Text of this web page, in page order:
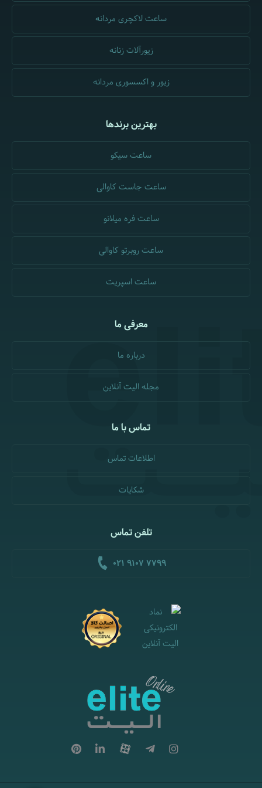
ساعت لاکچری مردانه
زیورآلات زنانه
زیور و اکسسوری مردانه
بهترین برندها
ساعت سیکو
ساعت جاست کاوالی
ساعت فره میلانو
ساعت روبرتو کاوالی
ساعت اسپریت
معرفی ما
درباره ما
مجله الیت آنلاین
تماس با ما
اطلاعات تماس
شکایات
تلفن تماس
021 9107 7799